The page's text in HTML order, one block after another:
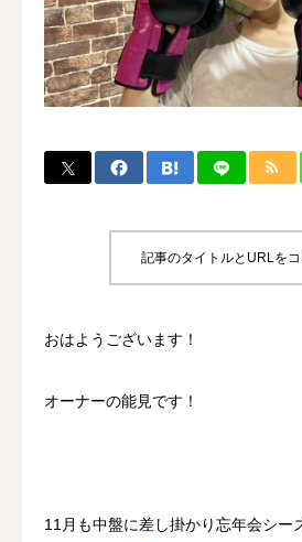
記事のタイトルとURLを
おはようございます！
オーナーの能見です！
11月も中盤に差し掛かり忘年会シー
MENU
ACCESS
CONTACT
MENBERSHIP